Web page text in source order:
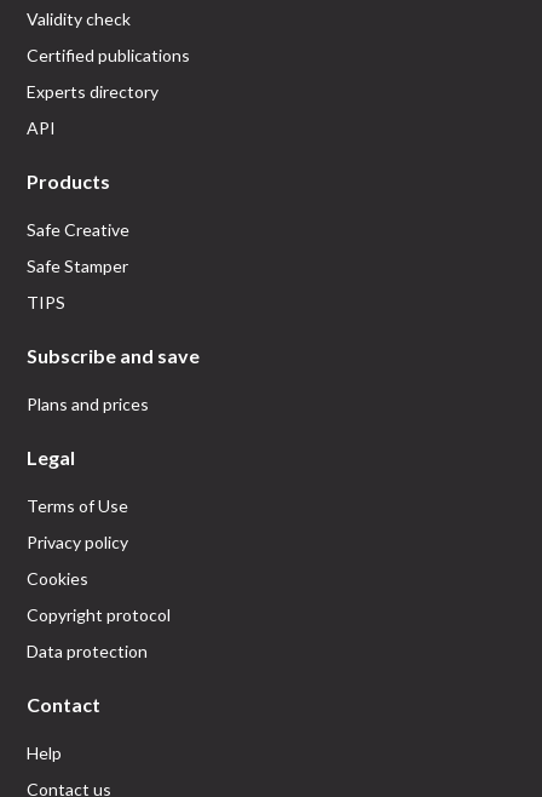
Validity check
Certified publications
Experts directory
API
Products
Safe Creative
Safe Stamper
TIPS
Subscribe and save
Plans and prices
Legal
Terms of Use
Privacy policy
Cookies
Copyright protocol
Data protection
Contact
Help
Contact us